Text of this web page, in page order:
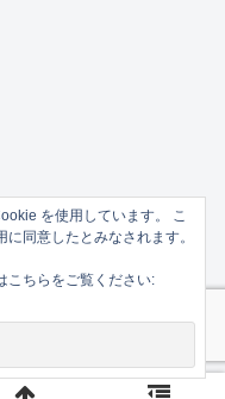
を使用しています。 こ
同意したとみなされます。
こちらをご覧ください: